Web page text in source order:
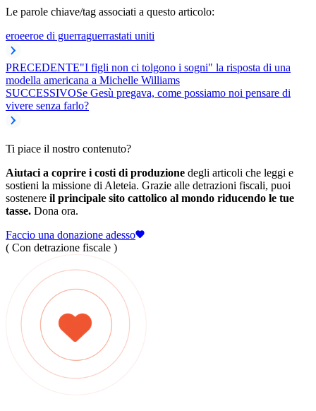
Le parole chiave/tag associati a questo articolo:
eroeeroe di guerraguerrastati uniti
PRECEDENTE"I figli non ci tolgono i sogni" la risposta di una
modella americana a Michelle Williams
SUCCESSIVOSe Gesù pregava, come possiamo noi pensare di
vivere senza farlo?
Ti piace il nostro contenuto?
Aiutaci a coprire i costi di produzione degli articoli che leggi e
sostieni la missione di Aleteia. Grazie alle detrazioni fiscali, puoi
sostenere il principale sito cattolico al mondo riducendo le tue
tasse. Dona ora.
Faccio una donazione adesso
( Con detrazione fiscale )